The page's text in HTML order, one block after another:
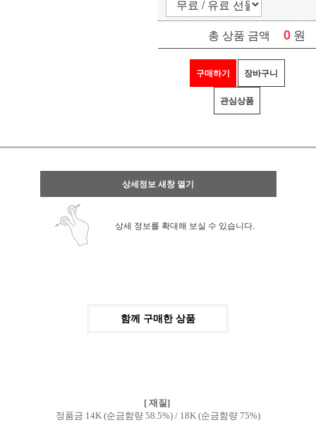
총 상품 금액 0 원
구매하기 장바구니
관심상품
상세정보 새창 열기
상세 정보를 확대해 보실 수 있습니다.
함께 구매한 상품
[ 재질]
정품금 14K (순금함량 58.5%) / 18K (순금함량 75%)